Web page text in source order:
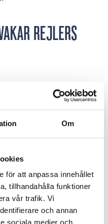
Om
för att anpassa innehållet
tillhandahålla funktioner
vår trafik. Vi
och annan
REJLERS